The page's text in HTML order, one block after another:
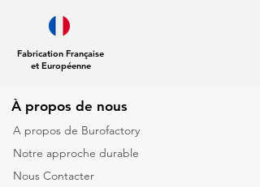
Fabrication Française
et Européenne
À propos de nous
A propos de Burofactory
Notre approche durable
Nous Contacter